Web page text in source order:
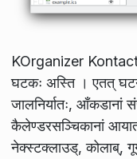
KOrganizer Kontact
घटकः अस्ति । एतत्
जालनिर्यातः, आँकडानां
कैलेण्डरसञ्चिकानां
नेक्स्टक्लाउड्, कोलाब्,